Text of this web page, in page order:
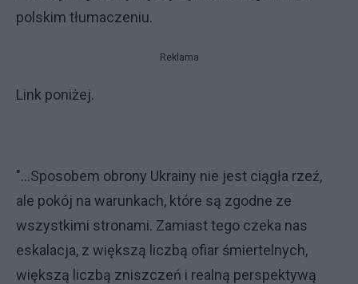
polskim tłumaczeniu.
Reklama
Link poniżej.
"...Sposobem obrony Ukrainy nie jest ciągła rzeź,
ale pokój na warunkach, które są zgodne ze
wszystkimi stronami. Zamiast tego czeka nas
eskalacja, z większą liczbą ofiar śmiertelnych,
większą liczbą zniszczeń i realną perspektywą